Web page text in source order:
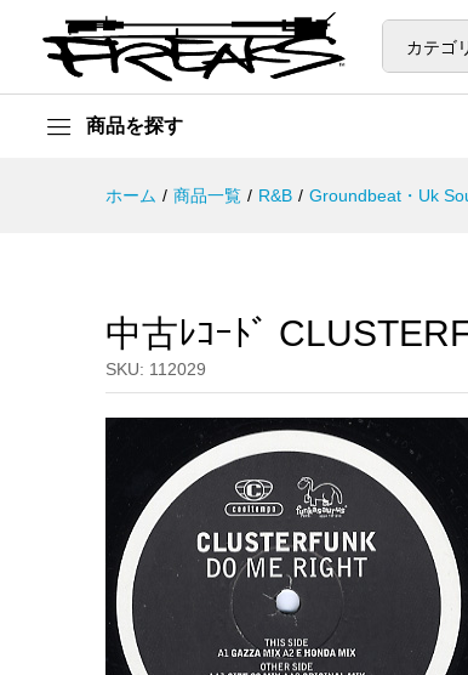
カテゴ
商品を探す
ホーム / 商品一覧 / R&B / Groundbeat・Uk
中古ﾚｺｰﾄﾞ
SKU: 112029
中古ﾚｺｰﾄﾞ
説明